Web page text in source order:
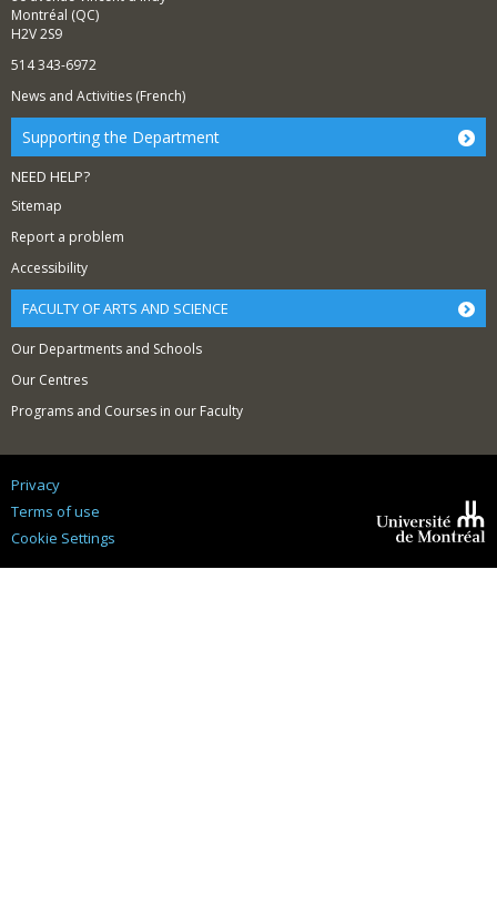
Montréal (QC)
H2V 2S9
514 343-6972
News and Activities (French)
Supporting the Department
NEED HELP?
Sitemap
Report a problem
Accessibility
FACULTY OF ARTS AND SCIENCE
Our Departments and Schools
Our Centres
Programs and Courses in our Faculty
Privacy
Terms of use
Cookie Settings
Montréal